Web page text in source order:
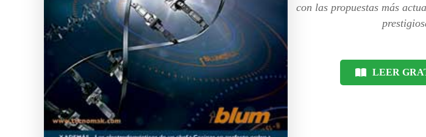
con las propuestas más
LEER